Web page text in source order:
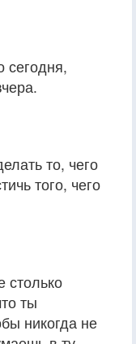
сегодня,
то, чего
того, чего
столько
ты
никогда не